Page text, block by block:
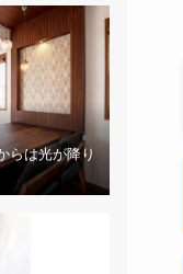
らは光が降り